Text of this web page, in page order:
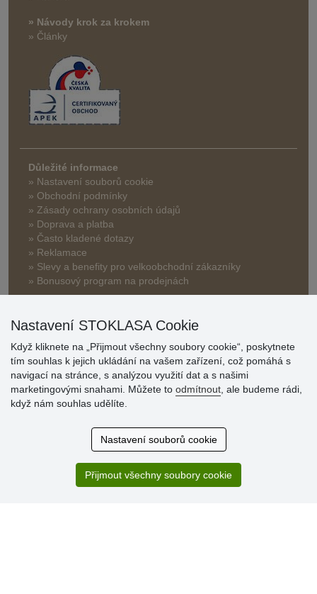
» Návody krok za krokem
» Články
Důležité informace
» Nastavení souborů cookie
» Obchodní podmínky
» Zásady ochrany osobních údajů
» Doprava a platba
» Často kladené dotazy
» Reklamace
» Slevy a benefity pro velkoobchodní zákazníky
» Bonusový program na prodejnách
Hodnocení
zákazníků
Super obchod, kvalitní zboží za slušné ceny. Vřele
Nastavení STOKLASA Cookie
Když kliknete na „Přijmout všechny soubory cookie“, poskytnete
tím souhlas k jejich ukládání na vašem zařízení, což pomáhá s
navigací na stránce, s analýzou využití dat a s našimi
marketingovými snahami. Můžete to odmítnout , ale budeme rádi,
když nám souhlas udělíte.
Nastavení souborů cookie
Přijmout všechny soubory cookie